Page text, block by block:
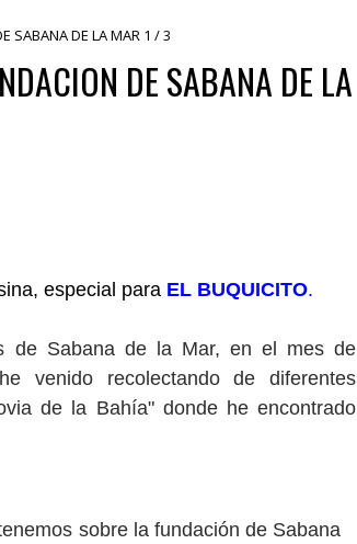
SABANA DE LA MAR 1 / 3
DE SABANA DE LA
especial para EL BUQUICITO.
de Sabana de la Mar, en el mes de
venido recolectando de diferentes
de la Bahía" donde he encontrado
sobre la fundación de Sabana